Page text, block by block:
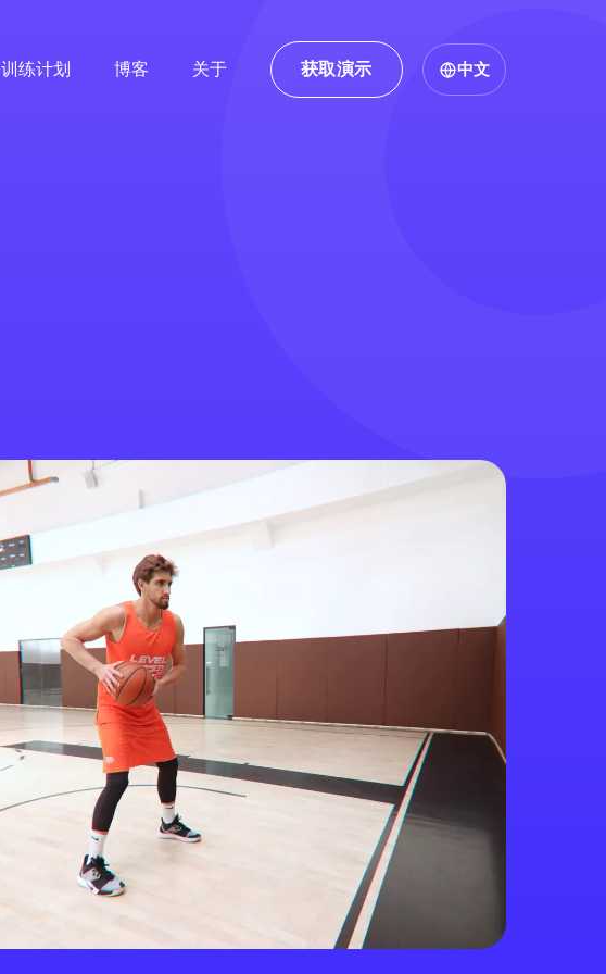
训练计划 博客 关于 获取演示 中文